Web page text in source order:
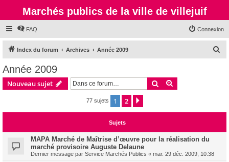
Marchés publics de la ville de villejuif
FAQ Connexion
Index du forum Archives Année 2009
Année 2009
Nouveau sujet Rechercher
77 sujets 1 2
Sujets
MAPA Marché de Maîtrise d’œuvre pour la réalisation du
marché provisoire Auguste Delaune
Dernier message par Service Marchés Publics « mar. 29 déc. 2009, 10:38